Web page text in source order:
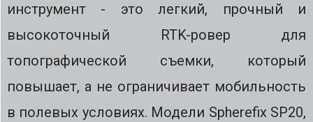
инструмент - это легкий, прочный и
высокоточный RTK-ровер для
топографической съемки, который
повышает, а не ограничивает мобильность
в полевых условиях. Модели Spherefix SP20,